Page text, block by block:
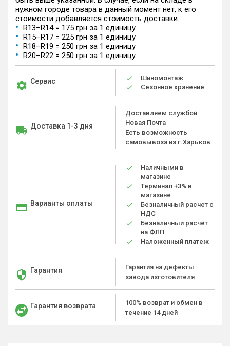
нужном городе товара в данный момент нет, к его
стоимости добавляется стоимость доставки.
R13–R14 = 175 грн за 1 единицу
R15–R17 = 225 грн за 1 единицу
R18–R19 = 250 грн за 1 единицу
R20–R22 = 250 грн за 1 единицу
Сервис
Шиномонтаж
Сезонное хранение
Доставка 1-3 дня
Доставляем службой
Новая Почта
Есть возможность
самовывоза из г.Харьков
Варианты оплаты
Наличными в
магазине
Терминал +3% в
магазине
Безналичный расчет с
НДС
Безналичный расчёт
на ФЛП
Наложенный платеж
Гарантия
Гарантия на дефекты
завода изготовителя
Гарантия возврата
100% возврат и обмен в
течение 14 дней